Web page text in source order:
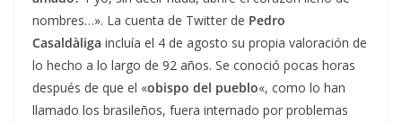
nombres…». La cuenta de Twitter de Pedro
Casaldàliga incluía el 4 de agosto su propia valoración de
lo hecho a lo largo de 92 años. Se conoció pocas horas
después de que el «obispo del pueblo«, como lo han
llamado los brasileños, fuera internado por problemas